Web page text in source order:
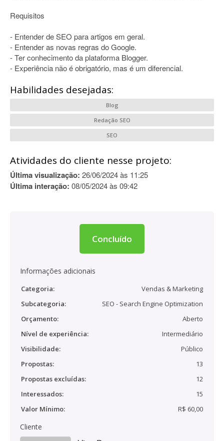
Requisitos
- Entender de SEO para artigos em geral.
- Entender as novas regras do Google.
- Ter conhecimento da plataforma Blogger.
- Experiência não é obrigatório, mas é um diferencial.
Habilidades desejadas:
Blog
Redação SEO
SEO
Atividades do cliente nesse projeto:
Última visualização: 26/06/2024 às 11:25
Última interação: 08/05/2024 às 09:42
Concluído
Informações adicionais
Categoria:
Vendas & Marketing
Subcategoria:
SEO - Search Engine Optimization
Orçamento:
Aberto
Nível de experiência:
Intermediário
Visibilidade:
Público
Propostas:
13
Propostas excluídas:
12
Interessados:
15
Valor Mínimo:
R$ 60,00
Cliente